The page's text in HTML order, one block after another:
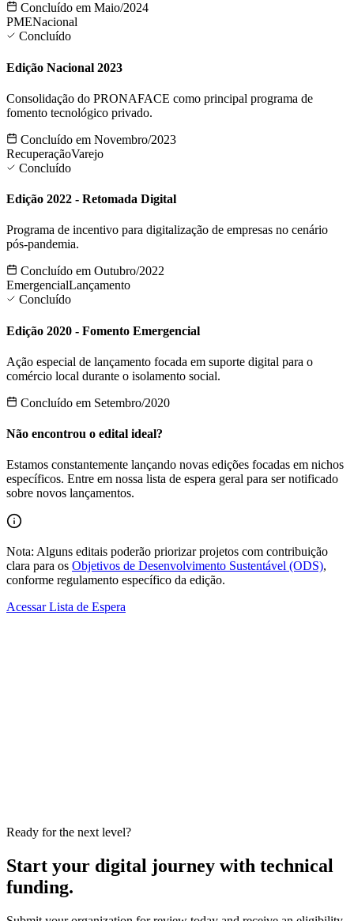
Concluído em Maio/2024
PMENacional
Concluído
Edição Nacional 2023
Consolidação do PRONAFACE como principal programa de
fomento tecnológico privado.
Concluído em Novembro/2023
RecuperaçãoVarejo
Concluído
Edição 2022 - Retomada Digital
Programa de incentivo para digitalização de empresas no cenário
pós-pandemia.
Concluído em Outubro/2022
EmergencialLançamento
Concluído
Edição 2020 - Fomento Emergencial
Ação especial de lançamento focada em suporte digital para o
comércio local durante o isolamento social.
Concluído em Setembro/2020
Não encontrou o edital ideal?
Estamos constantemente lançando novas edições focadas em nichos
específicos. Entre em nossa lista de espera geral para ser notificado
sobre novos lançamentos.
Nota: Alguns editais poderão priorizar projetos com contribuição
clara para os Objetivos de Desenvolvimento Sustentável (ODS),
conforme regulamento específico da edição.
Acessar Lista de Espera
Ready for the next level?
Start your digital journey with technical
funding.